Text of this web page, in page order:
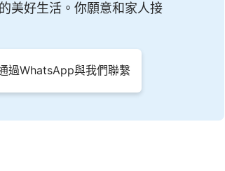
人根本看不出來）。在生活中，耶
伴侣。耶穌的教導，耶穌的温柔的
耶穌，從不以自己的為是，而是脱
才覺得天地萬物都在全能者手中，
美好生活。你願意和家人接
過WhatsApp與我們聯繫